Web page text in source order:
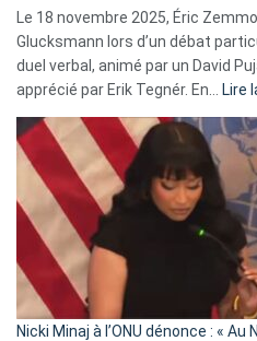
Le 18 novembre 2025, Éric
Glucksmann lors d’un débat
duel verbal, animé par un David
apprécié par Erik Tegnér. En… Lire
Nicki Minaj à l’ONU dénonce : «